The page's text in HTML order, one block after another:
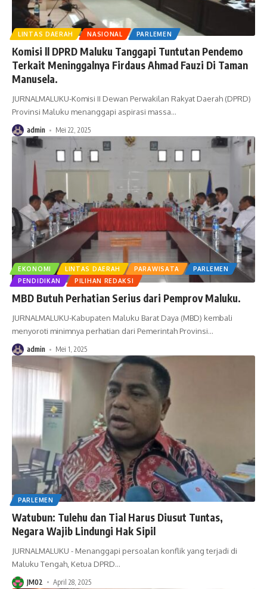
LINTAS DAERAH NASIONAL PARLEMEN
Komisi ll DPRD Maluku Tanggapi Tuntutan Pendemo
Terkait Meninggalnya Firdaus Ahmad Fauzi Di Taman
Manusela.
JURNALMALUKU-Komisi II Dewan Perwakilan Rakyat Daerah (DPRD)
Provinsi Maluku menanggapi aspirasi massa…
admin Mei 22, 2025
EKONOMI LINTAS DAERAH PARAWISATA
PARLEMEN
PENDIDIKAN
PILIHAN REDAKSI
MBD Butuh Perhatian Serius dari Pemprov Maluku.
JURNALMALUKU-Kabupaten Maluku Barat Daya (MBD) kembali
menyoroti minimnya perhatian dari Pemerintah Provinsi…
admin Mei 1, 2025
PARLEMEN
Watubun: Tulehu dan Tial Harus Diusut Tuntas,
Negara Wajib Lindungi Hak Sipil
JURNALMALUKU - Menanggapi persoalan konflik yang terjadi di
Maluku Tengah, Ketua DPRD…
JM02 April 28, 2025